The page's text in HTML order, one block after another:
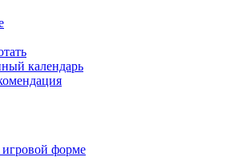
календарь
форме